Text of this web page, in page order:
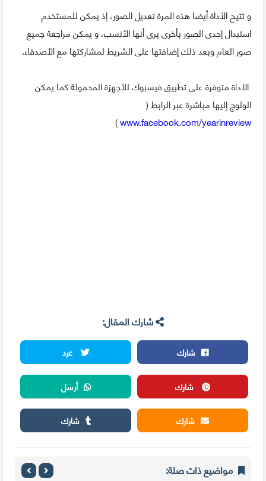
و تتيح الأداة أيضا هذه المرة تعديل الصور، إذ يمكن للمستخدم
استبدال إحدى الصور بأخرى يرى أنها الأنسب، و يمكن مراجعة جميع
صور العام وبعد ذلك إضافتها على الشريط لمشاركتها مع الأصدقاء.
الأداة متوفرة على تطبيق فيسبوك للأجهزة المحمولة كما يمكن
الولوج إليها مباشرة عبر الرابط (
www.facebook.com/yearinreview
)
شارك المقال:
شارك
غرد
شارك
أرسل
شارك
شارك
مواضيع ذات صلة: